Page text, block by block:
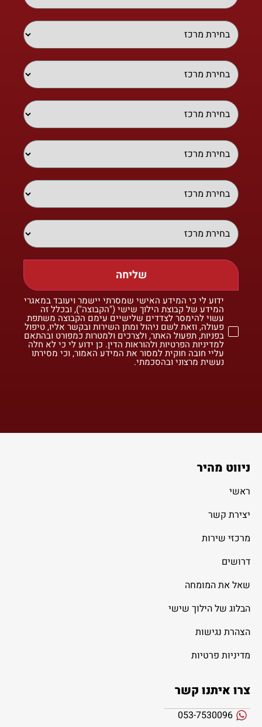
שליחה
ידוע לי כי המידע האישי שמסרתי יישמר ויעובד במאגרי
המידע של קבוצת הילוך שישי ("הקבוצה"), ובכלל זה
עשוי להימסר לצדדים שלישיים עימם הקבוצה משתפת
פעולה, וזאת לשם ניהול ומתן השירות ובקשר אליו, טיפול
בפניות, תפעול האתר, ולצרכים ולמטרות כמפורט ובהתאם
למדיניות הפרטיות ולהוראות הדין. כן ידוע לי כי לא חלה
עליי חובה חוקית למסור את המידע האמור, וכי מסירתו
נעשית מרצוני ובהסכמתי.
ניווט מהיר
ראשי
יצירת קשר
מרכזי שירות
דרושים
שאל את המומחה
הבלוג של הילוך שישי
הצהרת נגישות
מדיניות פרטיות
צרו איתנו קשר
053-7530096